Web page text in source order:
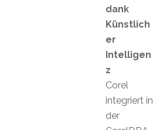
dank
Künstlich
er
Intelligen
z
Corel
integriert in
der